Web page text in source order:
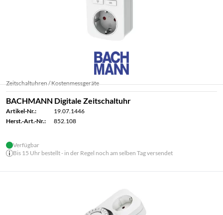
Zeitschaltuhren / Kostenmessgeräte
BACHMANN Digitale Zeitschaltuhr
Artikel-Nr.:
19.07.1446
Herst.-Art.-Nr.:
852.108
Verfügbar
Bis 15 Uhr bestellt - in der Regel noch am selben Tag versendet